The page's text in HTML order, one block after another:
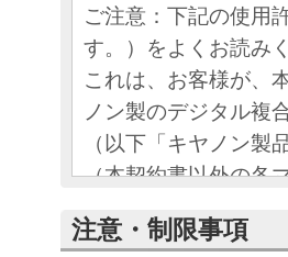
ご注意：下記の使用
す。）をよくお読み
これは、お客様が、
ノン製のデジタル複
（以下「キヤノン製
（本契約書以外の各
以下「本ソフトウェ
めの、お客様とキヤ
注意・制限事項